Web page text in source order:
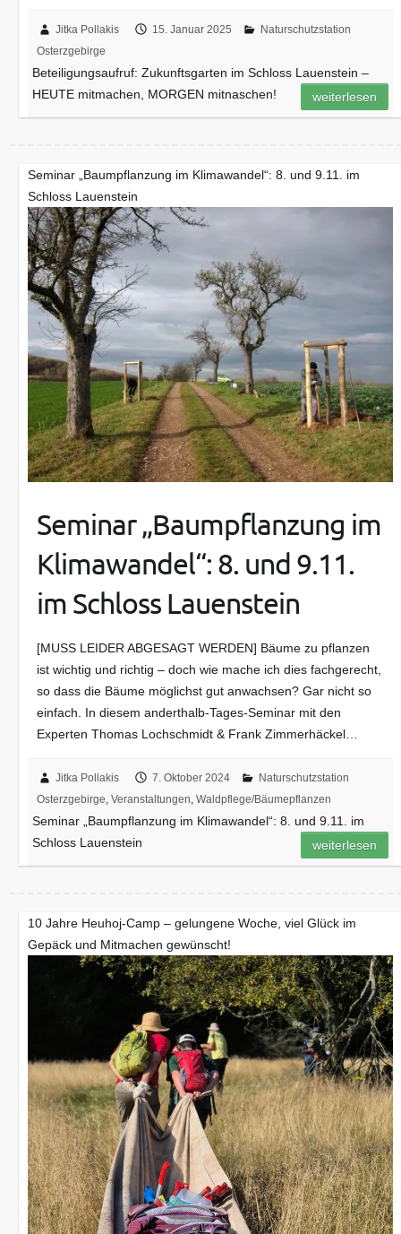
Jitka Pollakis 15. Januar 2025
Naturschutzstation
Osterzgebirge
Beteiligungsaufruf: Zukunftsgarten im Schloss Lauenstein –
HEUTE mitmachen, MORGEN mitnaschen!
weiterlesen
Seminar „Baumpflanzung im Klimawandel“: 8. und 9.11. im
Schloss Lauenstein
Seminar „Baumpflanzung im
Klimawandel“: 8. und 9.11.
im Schloss Lauenstein
[MUSS LEIDER ABGESAGT WERDEN] Bäume zu pflanzen
ist wichtig und richtig – doch wie mache ich dies fachgerecht,
so dass die Bäume möglichst gut anwachsen? Gar nicht so
einfach. In diesem anderthalb-Tages-Seminar mit den
Experten Thomas Lochschmidt & Frank Zimmerhäckel…
Jitka Pollakis 7. Oktober 2024
Naturschutzstation
Osterzgebirge ,Veranstaltungen ,Waldpflege/Bäumepflanzen
Seminar „Baumpflanzung im Klimawandel“: 8. und 9.11. im
Schloss Lauenstein
weiterlesen
10 Jahre Heuhoj-Camp – gelungene Woche, viel Glück im
Gepäck und Mitmachen gewünscht!